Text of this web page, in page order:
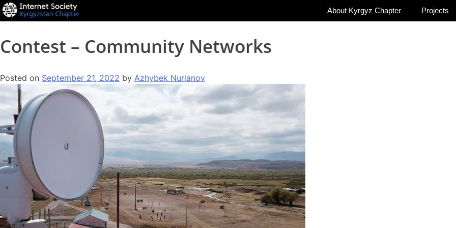
About Kyrgyz Chapter Projects
Contest – Community Networks
Posted on September 21, 2022 by Azhybek Nurlanov